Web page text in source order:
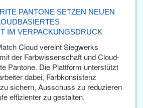
PANTONE SETZEN NEUEN
F
VERPACKUNGSDRUCK
Cloud vereint Siegwerks
der Farbwissenschaft und Cloud-
Pantone. Die Plattform unterstützt
dabei, Farbkonsistenz
sichern, Ausschuss zu reduzieren
effizienter zu gestalten.